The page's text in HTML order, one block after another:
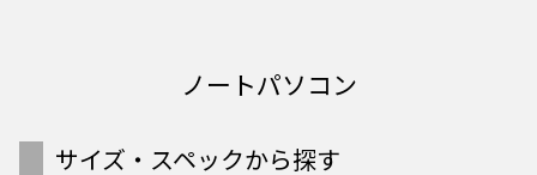
ノートパソコン
サイズ・スペックから探す